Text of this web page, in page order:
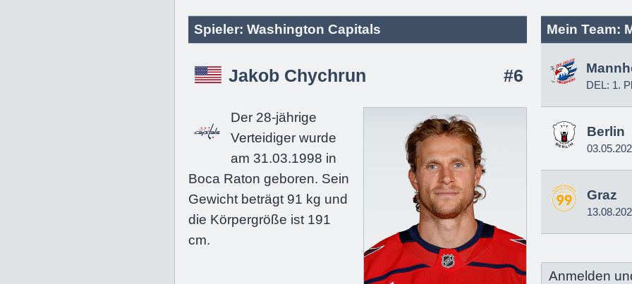
Spieler: Washington Capitals
Jakob Chychrun #6
Der 28-jährige
Verteidiger wurde
am 31.03.1998 in
Boca Raton geboren. Sein
Gewicht beträgt 91 kg und
die Körpergröße ist 191
cm.
Mein Team:
DEL: 1.
Berlin
Graz
Anmelden